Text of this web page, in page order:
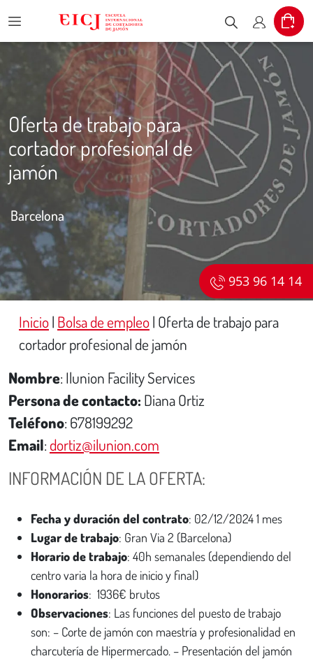
Menu
Escribe el
Mi
Cart
953 96 14 14
Oferta de trabajo para
cortador profesional de
jamón
Barcelona
Inicio| Bolsa de empleo| Oferta de trabajo para
cortador profesional de jamón
Nombre: Ilunion Facility Services
Persona de contacto: Diana Ortiz
Teléfono: 678199292
Email: dortiz@ilunion.com
INFORMACIÓN DE LA OFERTA:
Fecha y duración del contrato: 02/12/2024 1 mes
Lugar de trabajo: Gran Via 2 (Barcelona)
Horario de trabajo: 40h semanales (dependiendo del
centro varia la hora de inicio y final)
Honorarios: 1936€ brutos
Observaciones: Las funciones del puesto de trabajo
son: – Corte de jamón con maestría y profesionalidad en
charcutería de Hipermercado. – Presentación del jamón